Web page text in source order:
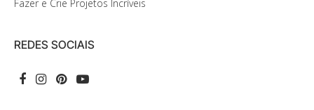
Fazer e Crie Projetos Incríveis
REDES SOCIAIS